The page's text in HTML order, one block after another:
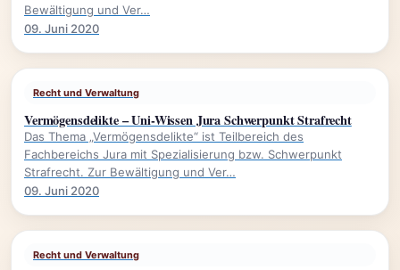
Bewältigung und Ver…
09. Juni 2020
Recht und Verwaltung
Vermögensdelikte – Uni-Wissen Jura Schwerpunkt Strafrecht
Das Thema „Vermögensdelikte“ ist Teilbereich des
Fachbereichs Jura mit Spezialisierung bzw. Schwerpunkt
Strafrecht. Zur Bewältigung und Ver…
09. Juni 2020
Recht und Verwaltung